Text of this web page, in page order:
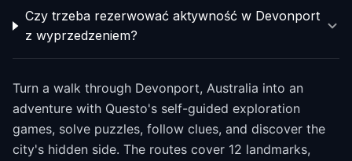
Czy trzeba rezerwować aktywność w Devonport
z wyprzedzeniem?
Turn a walk through Devonport, Australia into an
adventure with Questo's self-guided exploration
games, solve puzzles, follow clues, and discover the
city's hidden side. The routes cover 12 landmarks,